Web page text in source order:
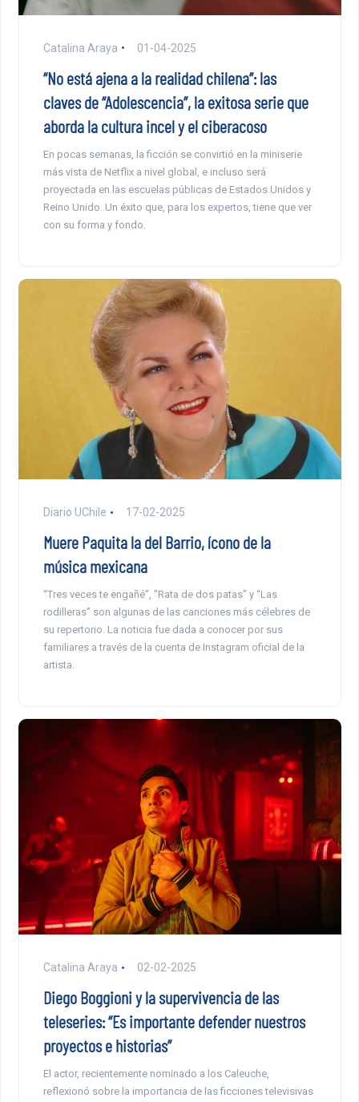
Catalina Araya 01-04-2025
“No está ajena a la realidad chilena”: las
claves de “Adolescencia”, la exitosa serie que
aborda la cultura incel y el ciberacoso
En pocas semanas, la ficción se convirtió en la miniserie
más vista de Netflix a nivel global, e incluso será
proyectada en las escuelas públicas de Estados Unidos y
Reino Unido. Un éxito que, para los expertos, tiene que ver
con su forma y fondo.
Diario UChile 17-02-2025
Muere Paquita la del Barrio, ícono de la
música mexicana
“Tres veces te engañé”, “Rata de dos patas” y “Las
rodilleras” son algunas de las canciones más célebres de
su repertorio. La noticia fue dada a conocer por sus
familiares a través de la cuenta de Instagram oficial de la
artista.
Catalina Araya 02-02-2025
Diego Boggioni y la supervivencia de las
teleseries: “Es importante defender nuestros
proyectos e historias”
El actor, recientemente nominado a los Caleuche,
reflexionó sobre la importancia de las ficciones televisivas